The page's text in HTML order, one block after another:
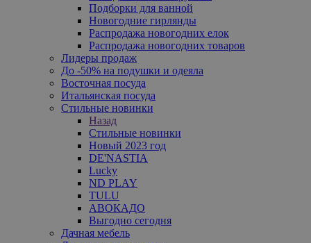
Подборки для ванной
Новогодние гирлянды
Распродажа новогодних елок
Распродажа новогодних товаров
Лидеры продаж
До -50% на подушки и одеяла
Восточная посуда
Итальянская посуда
Стильные новинки
Назад
Стильные новинки
Новый 2023 год
DE'NASTIA
Lucky
ND PLAY
TULU
АВОКАДО
Выгодно сегодня
Дачная мебель